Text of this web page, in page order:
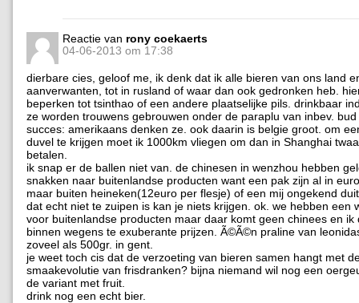
Reactie van rony coekaerts
04-06-2013 om 17:38
dierbare cies, geloof me, ik denk dat ik alle bieren van ons land
aanverwanten, tot in rusland of waar dan ook gedronken heb.
beperken tot tsinthao of een andere plaatselijke pils. drinkbaar
ze worden trouwens gebrouwen onder de paraplu van inbev.
succes: amerikaans denken ze. ook daarin is belgie groot. om
duvel te krijgen moet ik 1000km vliegen om dan in Shanghai
betalen.
ik snap er de ballen niet van. de chinesen in wenzhou hebben
snakken naar buitenlandse producten want een pak zijn al in
maar buiten heineken(12euro per flesje) of een mij ongekend
dat echt niet te zuipen is kan je niets krijgen. ok. we hebben een
voor buitenlandse producten maar daar komt geen chinees en ik
binnen wegens te exuberante prijzen. Ã©Ã©n praline van
zoveel als 500gr. in gent.
je weet toch cis dat de verzoeting van bieren samen hangt met
smaakevolutie van frisdranken? bijna niemand wil nog een
de variant met fruit.
drink nog een echt bier.